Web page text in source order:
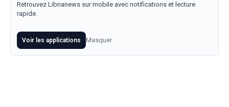
Retrouvez Libnanews sur mobile avec notifications et lecture
rapide.
Voir les applications Masquer